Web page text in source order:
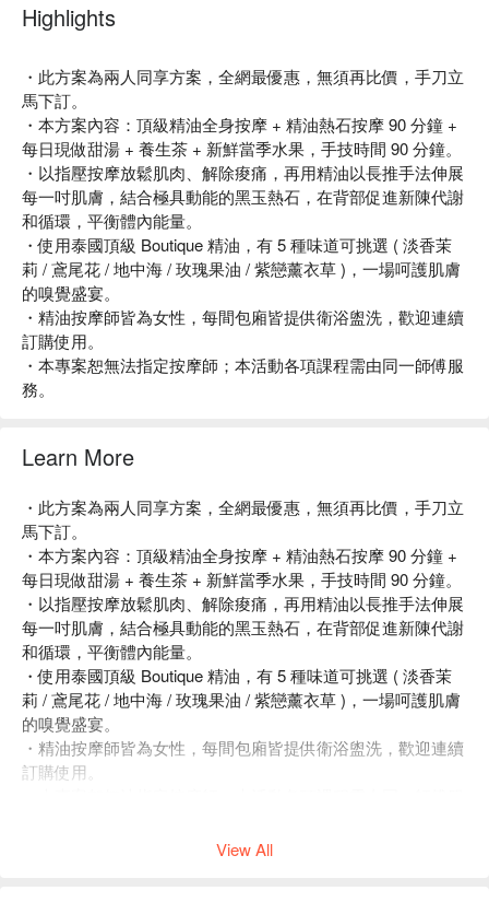
Highlights
・此方案為兩人同享方案，全網最優惠，無須再比價，手刀立
馬下訂。
・本方案內容：頂級精油全身按摩 + 精油熱石按摩 90 分鐘 +
每日現做甜湯 + 養生茶 + 新鮮當季水果，手技時間 90 分鐘。
・以指壓按摩放鬆肌肉、解除痠痛，再用精油以長推手法伸展
每一吋肌膚，結合極具動能的黑玉熱石，在背部促進新陳代謝
和循環，平衡體內能量。
・使用泰國頂級 Boutique 精油，有 5 種味道可挑選 ( 淡香茉
莉 / 鳶尾花 / 地中海 / 玫瑰果油 / 紫戀薰衣草 )，一場呵護肌膚
的嗅覺盛宴。
・精油按摩師皆為女性，每間包廂皆提供衛浴盥洗，歡迎連續
訂購使用。
・本專案恕無法指定按摩師；本活動各項課程需由同一師傅服
務。
Learn More
・此方案為兩人同享方案，全網最優惠，無須再比價，手刀立
馬下訂。
・本方案內容：頂級精油全身按摩 + 精油熱石按摩 90 分鐘 +
每日現做甜湯 + 養生茶 + 新鮮當季水果，手技時間 90 分鐘。
・以指壓按摩放鬆肌肉、解除痠痛，再用精油以長推手法伸展
每一吋肌膚，結合極具動能的黑玉熱石，在背部促進新陳代謝
和循環，平衡體內能量。
・使用泰國頂級 Boutique 精油，有 5 種味道可挑選 ( 淡香茉
莉 / 鳶尾花 / 地中海 / 玫瑰果油 / 紫戀薰衣草 )，一場呵護肌膚
的嗅覺盛宴。
・精油按摩師皆為女性，每間包廂皆提供衛浴盥洗，歡迎連續
訂購使用。
View All